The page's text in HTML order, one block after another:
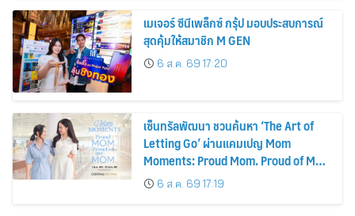
เมเจอร์ ซีนีเพล็กซ์ กรุ้ป มอบประสบการณ์
สุดคุ้มให้สมาชิก M GEN
6 ส.ค. 69 17:20
เซ็นทรัลพัฒนา ชวนค้นหา ‘The Art of
Letting Go’ ผ่านแคมเปญ Mom
Moments: Proud Mom. Proud of My
Mom.6 ส.ค. 69 17:19